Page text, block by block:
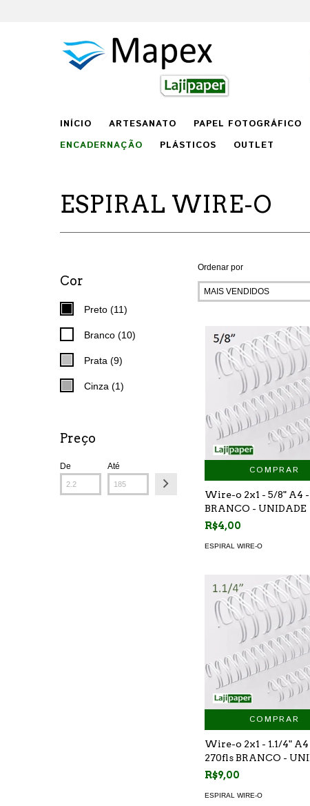
INÍCIO ARTESANATO PAPEL FOTOGRÁFICO
ENCADERNAÇÃO
PLÁSTICOS OUTLET
ESPIRAL WIRE-O
Cor
Preto (11)
Branco (10)
Prata (9)
Cinza (1)
Preço
De Até
Ordenar por
COMPRAR
Wire-o 2x1 - 5/8" A4 -
BRANCO - UNIDADE
R$4,00
ESPIRAL WIRE-O
COMPRAR
Wire-o 2x1 - 1.1/4" A4
270fls BRANCO -
R$9,00
ESPIRAL WIRE-O